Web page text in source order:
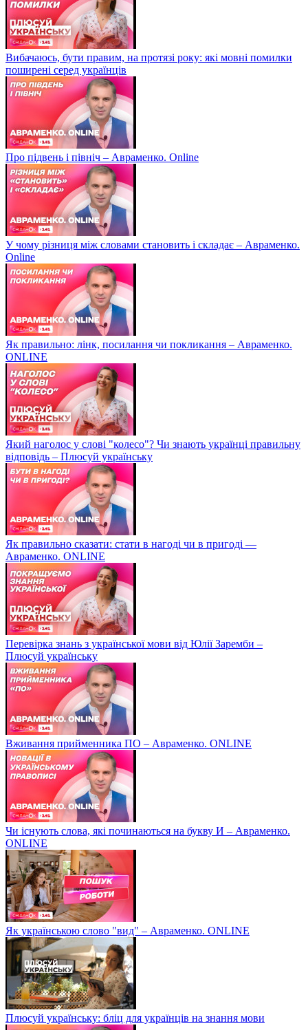
Вибачаюсь, бути правим, на протязі року: які мовні помилки
поширені серед українців
Про підвень і північ – Авраменко. Online
У чому різниця між словами становить і складає – Авраменко.
Online
Як правильно: лінк, посилання чи покликання – Авраменко.
ONLINE
Який наголос у слові "колесо"? Чи знають українці правильну
відповідь – Плюсуй українську
Як правильно сказати: стати в нагоді чи в пригоді —
Авраменко. ONLINE
Перевірка знань з української мови від Юлії Заремби –
Плюсуй українську
Вживання прийменника ПО – Авраменко. ONLINE
Чи існують слова, які починаються на букву И – Авраменко.
ONLINE
Як українською слово "вид" – Авраменко. ONLINE
Плюсуй українську: бліц для українців на знання мови